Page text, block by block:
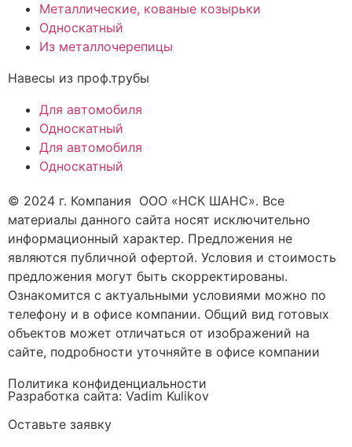
Металлические, кованые козырьки
Односкатный
Из металлочерепицы
Навесы из проф.трубы
Для автомобиля
Односкатный
Для автомобиля
Односкатный
© 2024 г. Компания ООО «НСК ШАНС». Все
материалы данного сайта носят исключительно
информационный характер. Предложения не
являются публичной офертой. Условия и стоимость
предложения могут быть скорректированы.
Ознакомится с актуальными условиями можно по
телефону и в офисе компании. Общий вид готовых
объектов может отличаться от изображений на
сайте, подробности уточняйте в офисе компании
Политика конфиденциальности
Разработка сайта: Vadim Kulikov
Оставьте заявку